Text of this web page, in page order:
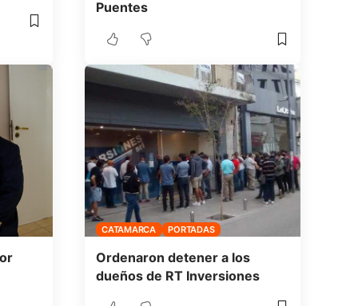
Puentes
CATAMARCA PORTADAS
Ordenaron detener a los
dueños de RT Inversiones